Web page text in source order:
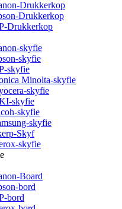
Drukkerkop
Drukkerkop
Drukkerkop
skyfie
skyfie
skyfie
Minolta-skyfie
skyfie
skyfie
skyfie
skyfie
Skyf
skyfie
Board
bord
bord